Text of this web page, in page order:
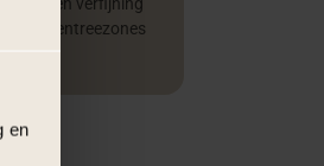
en
en verfijning
voor entreezones